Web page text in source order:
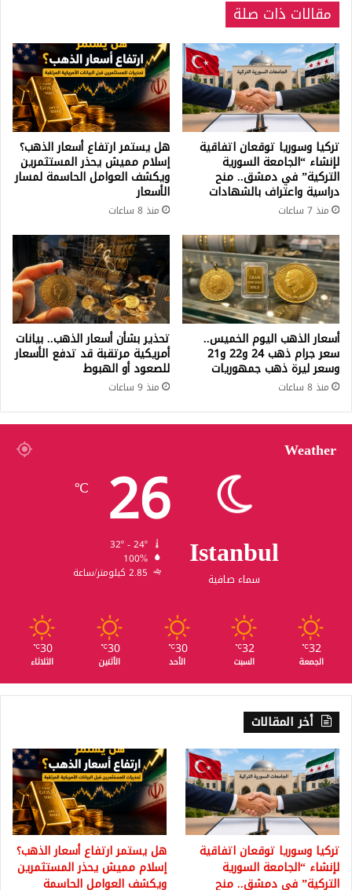
مقالات ذات صلة
تركيا وسوريا توقعان اتفاقية
لإنشاء “الجامعة السورية
التركية” في دمشق.. منح
دراسية واعتراف بالشهادات
منذ 7 ساعات
هل يستمر ارتفاع أسعار الذهب؟
إسلام مميش يحذر المستثمرين
ويكشف العوامل الحاسمة لمسار
الأسعار
منذ 8 ساعات
أسعار الذهب اليوم الخميس..
سعر جرام ذهب 24 و22 و21
وسعر ليرة ذهب جمهوريات
منذ 8 ساعات
تحذير بشأن أسعار الذهب.. بيانات
أمريكية مرتقبة قد تدفع الأسعار
للصعود أو الهبوط
منذ 9 ساعات
Weather
Istanbul
سماء صافية
26
℃
100%
2.85 كيلومتر/ساعة
32
℃
الجمعة
32
℃
السبت
30
℃
الأحد
30
℃
الأثنين
30
℃
الثلاثاء
أخر المقالات
تركيا وسوريا توقعان اتفاقية
لإنشاء “الجامعة السورية
التركية” في دمشق.. منح
هل يستمر ارتفاع أسعار الذهب؟
إسلام مميش يحذر المستثمرين
ويكشف العوامل الحاسمة